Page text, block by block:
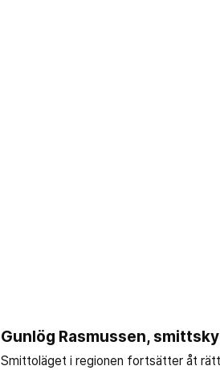
Gunlög Rasmussen,
Smittoläget i regionen fortsätter åt